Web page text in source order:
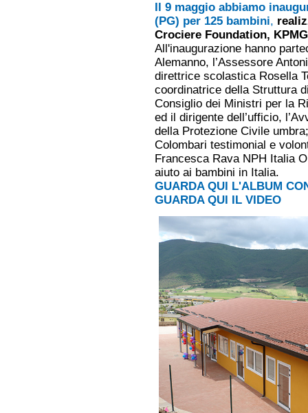
Il 9 maggio abbiamo
(PG) per 125 bambini,
Crociere Foundation,
All'inaugurazione hanno
Alemanno, l’Assessore
direttrice scolastica Rosella
coordinatrice della Struttura
Consiglio dei Ministri per la
ed il dirigente dell’ufficio,
della Protezione Civile
Colombari testimonial e
Francesca Rava NPH Italia
aiuto ai bambini in Italia.
GUARDA QUI L'ALBUM
GUARDA QUI IL VIDEO